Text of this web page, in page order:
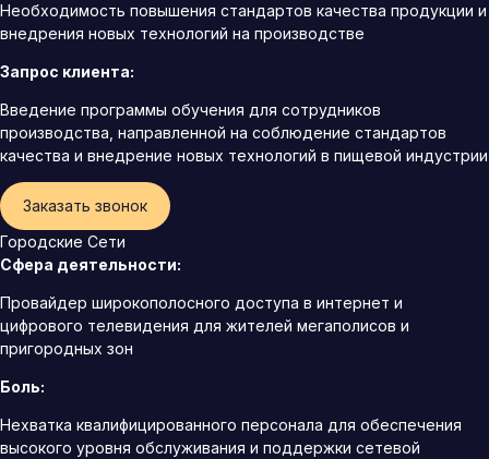
Необходимость повышения стандартов качества продукции и
внедрения новых технологий на производстве
Запрос клиента:
Введение программы обучения для сотрудников
производства, направленной на соблюдение стандартов
качества и внедрение новых технологий в пищевой индустрии
Заказать звонок
Городские Сети
Сфера деятельности:
Провайдер широкополосного доступа в интернет и
цифрового телевидения для жителей мегаполисов и
пригородных зон
Боль:
Нехватка квалифицированного персонала для обеспечения
высокого уровня обслуживания и поддержки сетевой